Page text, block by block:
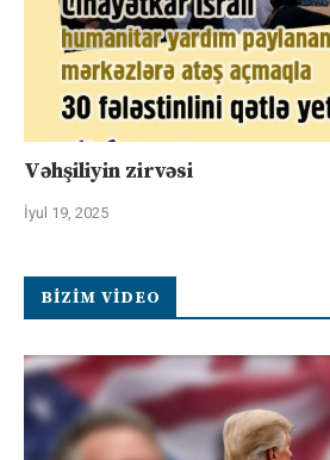
Vəhşiliyin zirvəsi
İyul 19, 2025
BIZIM VIDEO